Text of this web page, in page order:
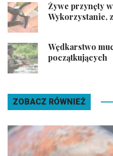
Żywe przynęty
Wykorzystanie,
Wędkarstwo
początkujących
ZOBACZ RÓWNIEŻ